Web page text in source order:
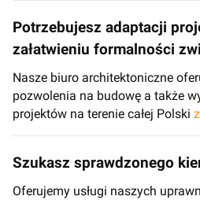
Potrzebujesz adaptacji
załatwieniu formalności
Nasze biuro architektoniczne
pozwolenia na budowę a także
projektów na terenie całej Polski
Szukasz sprawdzonego
Oferujemy usługi naszych